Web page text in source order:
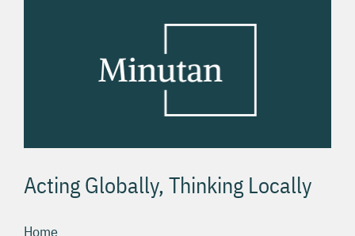
Acting Globally, Thinking Locally
Home